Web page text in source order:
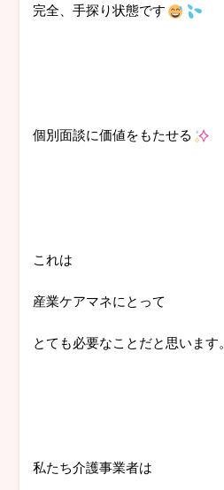
完全、手探り状態です
個別面談に価値をもたせる
これは
産業ケアマネにとって
とても必要なことだと思います。
私たち介護事業者は